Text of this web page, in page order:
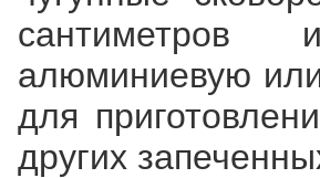
сантиметров
алюминиевую
для
других